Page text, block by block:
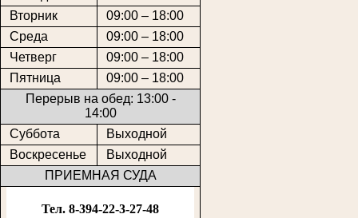
Вторник
09:00 – 18:00
Среда
09:00 – 18:00
Четверг
09:00 – 18:00
Пятница
09:00 – 18:00
Перерыв на обед: 13:00 -
14:00
Суббота
Выходной
Воскресенье
Выходной
ПРИЕМНАЯ СУДА
Тел. 8-394-22-3-27-48